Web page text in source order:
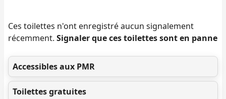
Ces toilettes n'ont enregistré aucun signalement
récemment. Signaler que ces toilettes sont en panne
Accessibles aux PMR
Toilettes gratuites